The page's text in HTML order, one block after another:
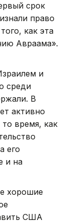
срок
право
как эта
Авраама».
и
среди
В
активно
время, как
его
и на
хорошие
США